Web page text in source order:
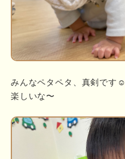
みんなペタペタ、真剣です☺️
楽しいな〜